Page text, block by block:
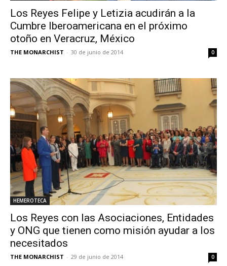
Los Reyes Felipe y Letizia acudirán a la
Cumbre Iberoamericana en el próximo
otoño en Veracruz, México
THE MONARCHIST - 30 de junio de 2014 0
HEMEROTECA
Los Reyes con las Asociaciones, Entidades
y ONG que tienen como misión ayudar a los
necesitados
THE MONARCHIST - 29 de junio de 2014 0